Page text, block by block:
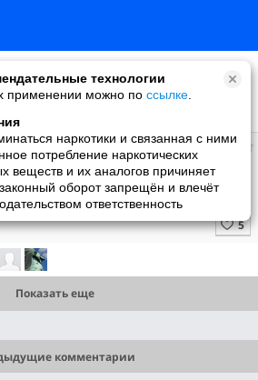
технологии
применении можно по ссылке
наркотики и связанная с ними
потребление наркотических
веществ и их аналогов причиняет
оборот запрещён и влечёт
ответственность
Показать еще
комментарии